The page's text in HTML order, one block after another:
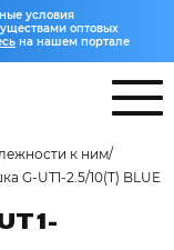
условия
оптовых
на нашем портале
к ним
G-UT1-2.5/10(T) BLUE